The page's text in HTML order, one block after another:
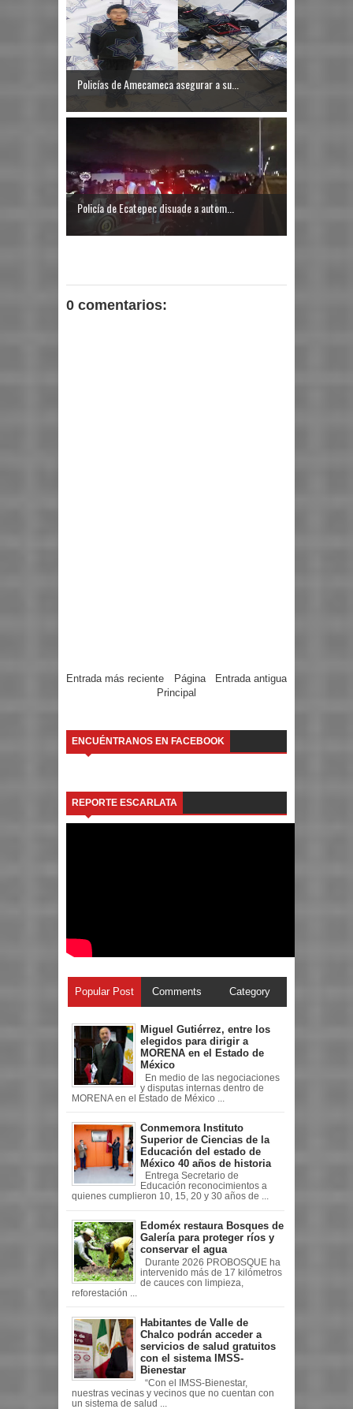
Policías de Amecameca asegurar a su...
Policía de Ecatepec disuade a autom...
0 comentarios:
Entrada más reciente Entrada antigua
Página
Principal
ENCUÉNTRANOS EN FACEBOOK
REPORTE ESCARLATA
Popular Post Comments Category
Miguel Gutiérrez, entre los
elegidos para dirigir a
MORENA en el Estado de
México
En medio de las negociaciones
y disputas internas dentro de
MORENA en el Estado de México ...
Conmemora Instituto
Superior de Ciencias de la
Educación del estado de
México 40 años de historia
Entrega Secretario de
Educación reconocimientos a
quienes cumplieron 10, 15, 20 y 30 años de ...
Edoméx restaura Bosques de
Galería para proteger ríos y
conservar el agua
Durante 2026 PROBOSQUE ha
intervenido más de 17 kilómetros
de cauces con limpieza,
reforestación ...
Habitantes de Valle de
Chalco podrán acceder a
servicios de salud gratuitos
con el sistema IMSS-
Bienestar
“Con el IMSS-Bienestar,
nuestras vecinas y vecinos que no cuentan con
un sistema de salud ...